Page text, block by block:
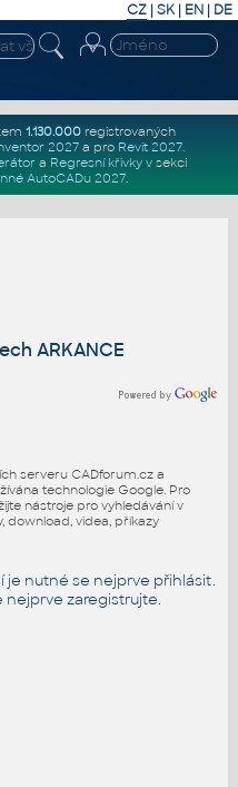
CZ | SK| EN | DE
1.130.000registrovaných
2027a pro Revit 2027.
a Regresní křivkyv sekci
AutoCADu 2027.
ARKANCE
serveru CADforum.cz a
technologie Google. Pro
nástroje pro vyhledávání v
download, videa, příkazy
je nutné se nejprve přihlásit.
nejprve zaregistrujte.